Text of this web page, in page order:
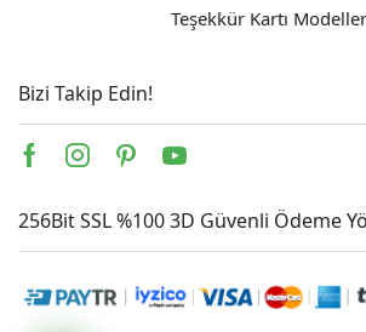
Teşekkür Kartı
Bizi Takip Edin!
Facebook
Instagram
PinterestYoutube
256Bit SSL %100 3D Güvenli Ödeme